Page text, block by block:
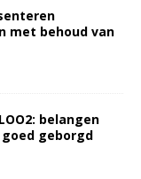
met behoud van
belangen
geborgd